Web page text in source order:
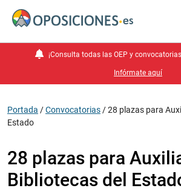
¡Consulta todas las OEP y
Infórmate aquí
Portada /Convocatorias /28 plazas para
Estado
28 plazas para
Bibliotecas del